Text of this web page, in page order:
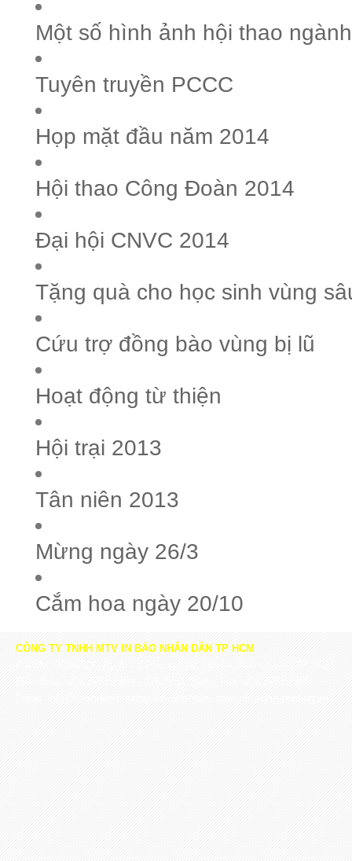
Một số hình ảnh hội thao
Tuyên truyền PCCC
Họp mặt đầu năm 2014
Hội thao Công Đoàn 2014
Đại hội CNVC 2014
Tặng quà cho học sinh vùng
Cứu trợ đồng bào vùng bị lũ
Hoạt động từ thiện
Hội trại 2013
Tân niên 2013
Mừng ngày 26/3
Cắm hoa ngày 20/10
CÔNG TY TNHH MTV IN BÁO NHÂN DÂN TP HCM